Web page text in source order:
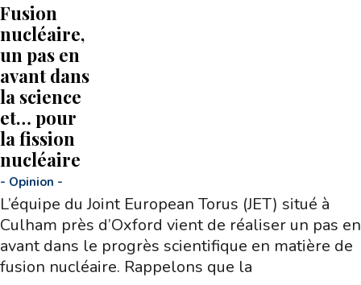
Fusion
nucléaire,
un pas en
avant dans
la science
et… pour
la fission
nucléaire
- Opinion -
L’équipe du Joint European Torus (JET) situé à
Culham près d’Oxford vient de réaliser un pas en
avant dans le progrès scientifique en matière de
fusion nucléaire. Rappelons que la